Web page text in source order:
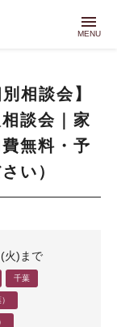
menu
MENU
相談会】
談会｜家
無料・予
い）
火)まで
千葉